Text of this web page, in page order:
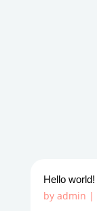
Hello world!
by admin |